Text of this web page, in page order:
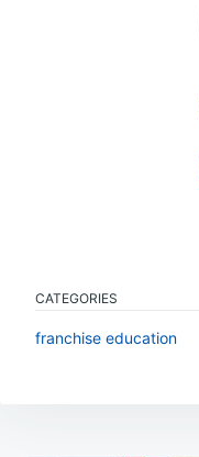
CATEGORIES
franchise education